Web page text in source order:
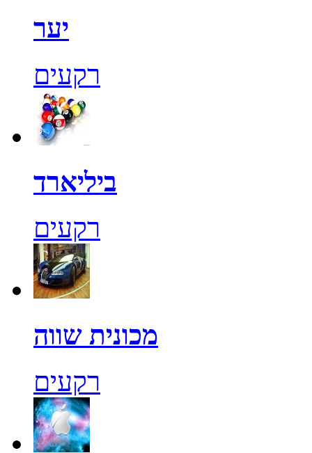
יער
רקעים
ביליארד
רקעים
מכונית שווה
רקעים